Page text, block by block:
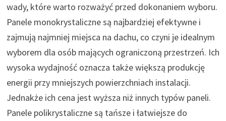
wady, które warto rozważyć przed dokonaniem wyboru.
Panele monokrystaliczne są najbardziej efektywne i
zajmują najmniej miejsca na dachu, co czyni je idealnym
wyborem dla osób mających ograniczoną przestrzeń. Ich
wysoka wydajność oznacza także większą produkcję
energii przy mniejszych powierzchniach instalacji.
Jednakże ich cena jest wyższa niż innych typów paneli.
Panele polikrystaliczne są tańsze i łatwiejsze do